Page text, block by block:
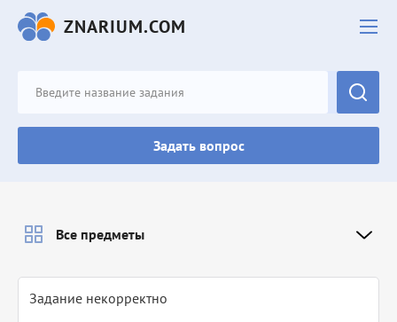
ZNARIUM.COM
Задать вопрос
Задание некорректно
Все предметы